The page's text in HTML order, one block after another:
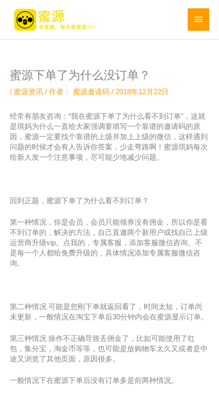
主
菜
蜜源下单了为什么没订单？
/ 蜜源资讯 / 作者： 蜜源邀请码 / 2018年12月22日
经常有朋友咨询：“我在蜜源下单了为什么看不到订单”，这就
是琪妈为什么一直给大家强调要填写一个靠谱的邀请码的原
因，蜜源一定要找个靠谱的上级并加上上级的微信，这样遇到
问题的时候才会有人告诉你答案，少走弯路啊！蜜源琪妈每次
给新人发一个注意事项，尽可能少地减少问题。
回到正题，蜜源下单了为什么看不到订单？
第一种情况，你是会员，会员只能领券没有佣金，所以你是看
不到订单的，解决的方法，自己直邀两个新用户或找自己上级
运营商升级vip。点我的，专属客服，添加客服微信咨询。不
是每一个人都给免费升级的，具体情况添加专属客服微信咨
询。
第二种情况 可能是您刚下单就返回看了，时间太短，订单尚
未更新，一般情况在淘宝下单后30分钟内会在蜜源显示订单。
第三种情况 操作不正确导致丢佣金了，比如可能使用了红
包，集分宝，淘金币等等，也可能是放购物车太久又或者是中
途又浏览了其他页面，原因很多。
一般情况下在蜜源下单后没有订单多是前两种情况。